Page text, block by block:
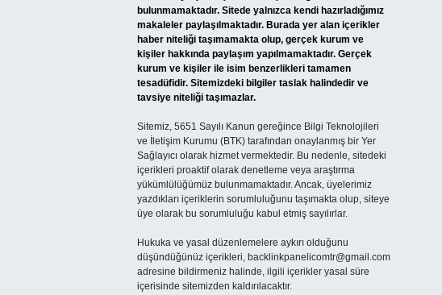
bulunmamaktadır. Sitede yalnızca kendi hazırladığımız
makaleler paylaşılmaktadır. Burada yer alan içerikler
haber niteliği taşımamakta olup, gerçek kurum ve
kişiler hakkında paylaşım yapılmamaktadır. Gerçek
kurum ve kişiler ile isim benzerlikleri tamamen
tesadüfidir. Sitemizdeki bilgiler taslak halindedir ve
tavsiye niteliği taşımazlar.
Sitemiz, 5651 Sayılı Kanun gereğince Bilgi Teknolojileri
ve İletişim Kurumu (BTK) tarafından onaylanmış bir Yer
Sağlayıcı olarak hizmet vermektedir. Bu nedenle, sitedeki
içerikleri proaktif olarak denetleme veya araştırma
yükümlülüğümüz bulunmamaktadır. Ancak, üyelerimiz
yazdıkları içeriklerin sorumluluğunu taşımakta olup, siteye
üye olarak bu sorumluluğu kabul etmiş sayılırlar.
Hukuka ve yasal düzenlemelere aykırı olduğunu
düşündüğünüz içerikleri, backlinkpanelicomtr@gmail.com
adresine bildirmeniz halinde, ilgili içerikler yasal süre
içerisinde sitemizden kaldırılacaktır.